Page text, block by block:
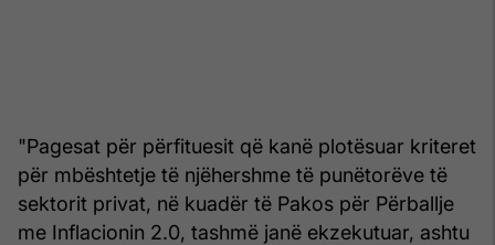
"Pagesat për përfituesit që kanë plotësuar kriteret
për mbështetje të njëhershme të punëtorëve të
sektorit privat, në kuadër të Pakos për Përballje
me Inflacionin 2.0, tashmë janë ekzekutuar, ashtu